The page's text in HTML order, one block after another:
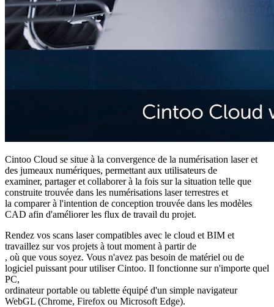
Cintoo Cloud se situe à la convergence de la numérisation laser et
des jumeaux numériques, permettant aux utilisateurs de
examiner, partager et collaborer à la fois sur la situation telle que
construite trouvée dans les numérisations laser terrestres et
la comparer à l'intention de conception trouvée dans les modèles
CAD afin d'améliorer les flux de travail du projet.
Rendez vos scans laser compatibles avec le cloud et BIM et
travaillez sur vos projets à tout moment à partir de
, où que vous soyez. Vous n'avez pas besoin de matériel ou de
logiciel puissant pour utiliser Cintoo. Il fonctionne sur n'importe quel
PC,
ordinateur portable ou tablette équipé d'un simple navigateur
WebGL (Chrome, Firefox ou Microsoft Edge).